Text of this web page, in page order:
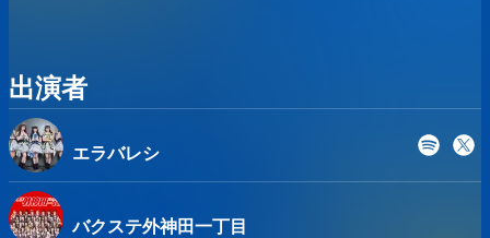
出演者
エラバレシ
バクステ外神田一丁目